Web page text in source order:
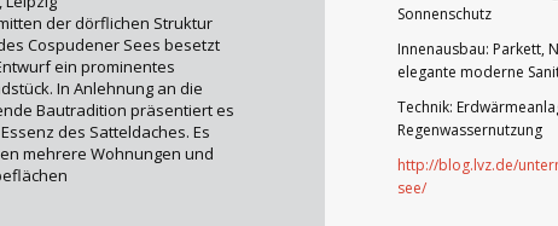
der dörflichen Struktur
Cospudener Sees besetzt
ein prominentes
In Anlehnung an die
Bautradition präsentiert es
des Satteldaches. Es
mehrere Wohnungen und
Sonnenschutz
Innenausbau: Parkett,
elegante moderne
Technik:
Regenwassernutzung
http://blog.lvz.de/
see/